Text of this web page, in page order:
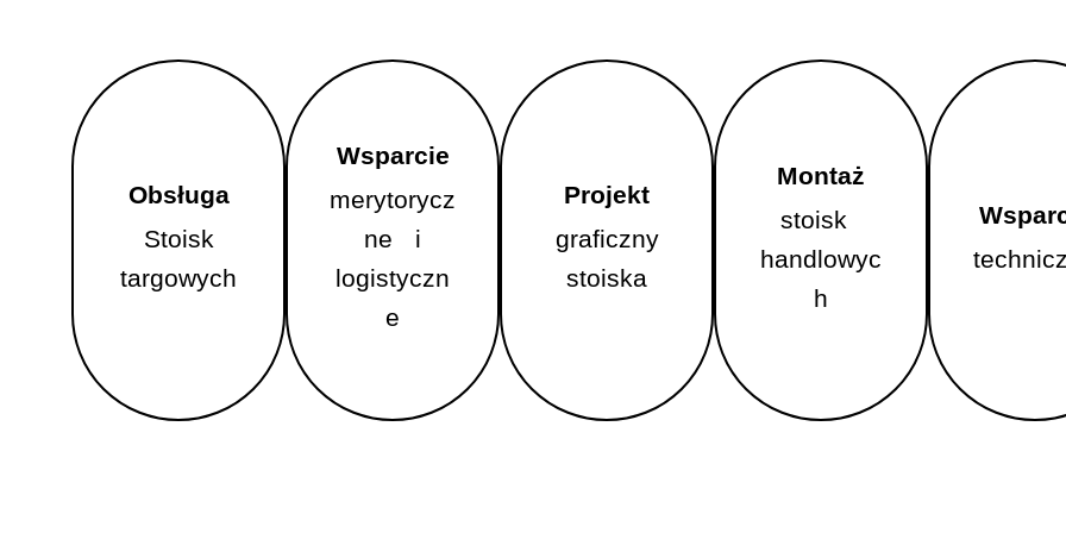
Obsługa
Stoisk
targowych
Obsługa
Stoisk
targowych
Wsparcie
merytorycz
ne i
logistyczn
e
Wsparcie
merytorycz
logistyczne
Projekt
graficzny
stoiska
Projekt
graficzny
stoiska
Montaż
stoisk
handlowyc
h
Montaż
stoisk
handlowyc
h